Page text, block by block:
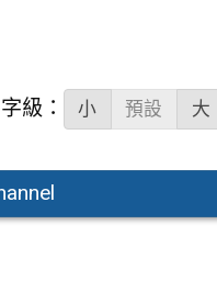
字級： 小 預設 大